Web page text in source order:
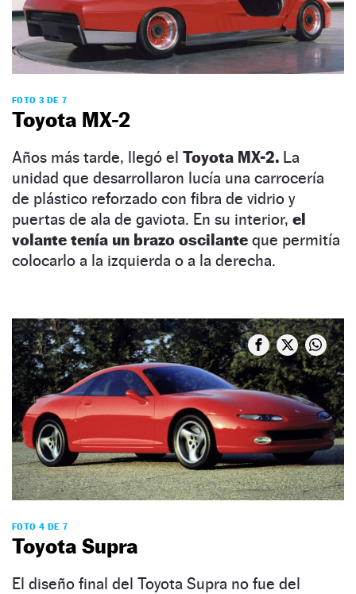
FOTO 3 DE 7
Toyota MX-2
Años más tarde, llegó el Toyota MX-2. La
unidad que desarrollaron lucía una carrocería
de plástico reforzado con fibra de vidrio y
puertas de ala de gaviota. En su interior, el
volante tenía un brazo oscilante que permitía
colocarlo a la izquierda o a la derecha.
FOTO 4 DE 7
Toyota Supra
El diseño final del Toyota Supra no fue del